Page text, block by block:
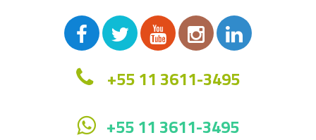
+55 11 3611-3495
+55 11 3611-3495